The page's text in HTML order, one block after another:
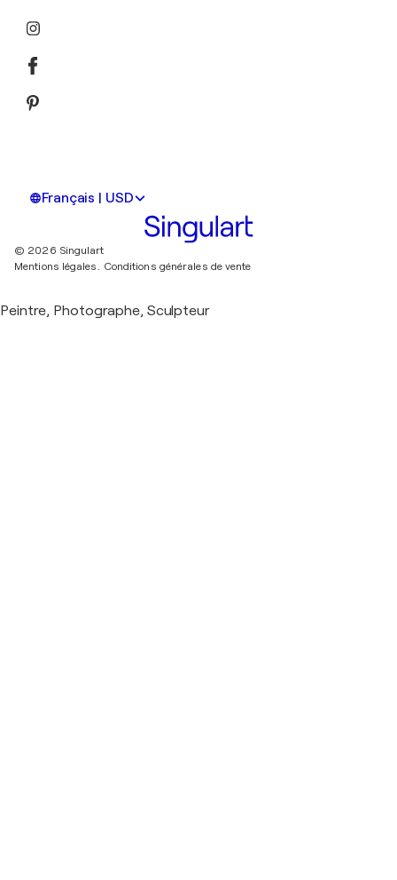
Français | USD
© 2026 Singulart
Mentions légales.
Conditions générales de vente
Peintre, Photographe, Sculpteur